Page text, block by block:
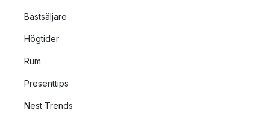
Bästsäljare
Högtider
Rum
Presenttips
Nest Trends